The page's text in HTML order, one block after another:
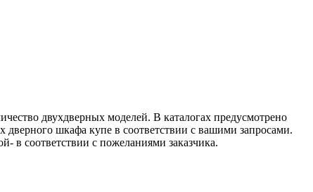
двухдверных моделей. В каталогах предусмотрено
дверного шкафа купе в соответствии с вашими запросами.
в соответствии с пожеланиями заказчика.